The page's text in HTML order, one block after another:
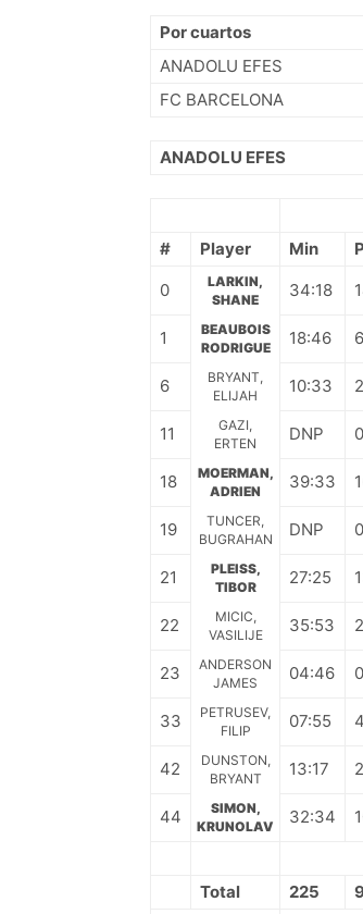
Por cuartos
ANADOLU EFES
FC BARCELONA
ANADOLU EFES
#
Player Min
0
LARKIN,
SHANE
34:18
1
BEAUBOIS
RODRIGUE
18:46 6
6
BRYANT,
ELIJAH
10:33 2
11
GAZI,
ERTEN
DNP 0
18
MOERMAN,
ADRIEN
39:33
19
TUNCER,
BUGRAHAN
DNP 0
21
PLEISS,
TIBOR
27:25
22
MICIC,
VASILIJE
35:53
23
ANDERSON
JAMES
04:46 0
33
PETRUSEV,
FILIP
07:55 4
42
DUNSTON,
BRYANT
13:17 2
44
SIMON,
KRUNOLAV
32:34
Total
225